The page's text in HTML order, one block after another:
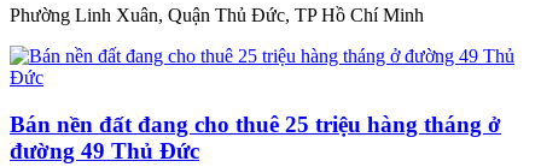
Phường Linh Xuân, Quận Thủ Đức, TP Hồ Chí Minh
Bán nền đất đang cho thuê 25 triệu hàng tháng ở
đường 49 Thủ Đức